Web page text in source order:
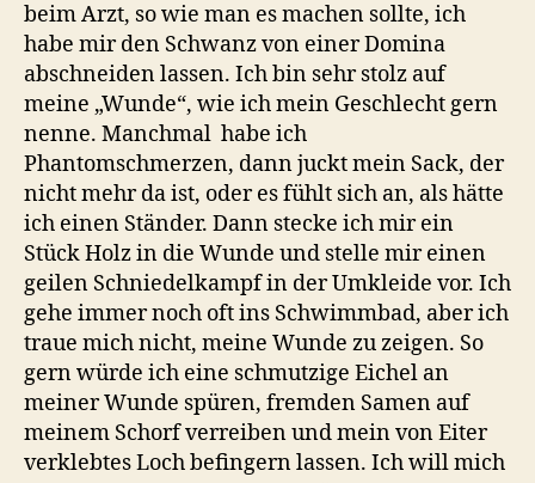
beim Arzt, so wie man es machen sollte, ich
habe mir den Schwanz von einer Domina
abschneiden lassen. Ich bin sehr stolz auf
meine „Wunde“, wie ich mein Geschlecht gern
nenne. Manchmal habe ich
Phantomschmerzen, dann juckt mein Sack, der
nicht mehr da ist, oder es fühlt sich an, als hätte
ich einen Ständer. Dann stecke ich mir ein
Stück Holz in die Wunde und stelle mir einen
geilen Schniedelkampf in der Umkleide vor. Ich
gehe immer noch oft ins Schwimmbad, aber ich
traue mich nicht, meine Wunde zu zeigen. So
gern würde ich eine schmutzige Eichel an
meiner Wunde spüren, fremden Samen auf
meinem Schorf verreiben und mein von Eiter
verklebtes Loch befingern lassen. Ich will mich